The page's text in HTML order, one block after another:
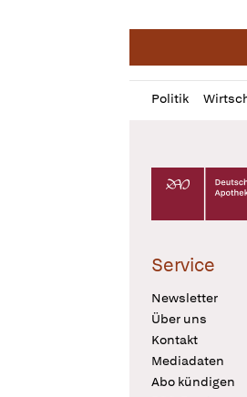
Politik
Profil
öffnen
Daz
Pur
Deutscher
Service
Newsletter
Über uns
Kontakt
Mediadaten
Abo kündigen